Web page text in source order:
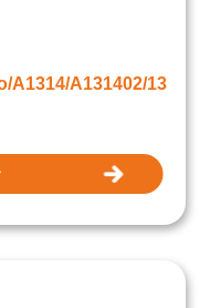
A1314/A131402/13